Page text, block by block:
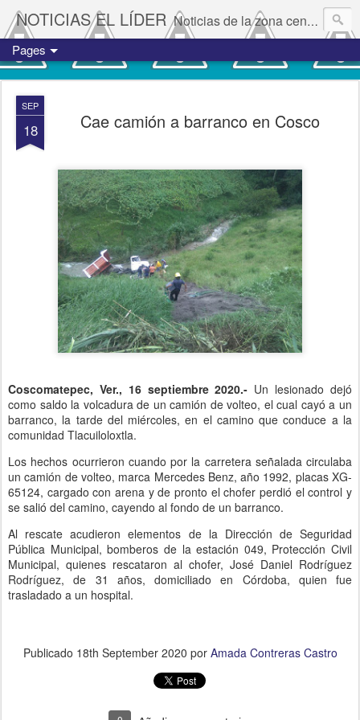
NOTICIAS EL LÍDER Noticias de la zona centro del estado de Veracruz.
Pages
SEP
18 Cae camión a barranco en Cosco
Coscomatepec, Ver., 16 septiembre 2020.- Un lesionado dejó
como saldo la volcadura de un camión de volteo, el cual cayó a un
barranco, la tarde del miércoles, en el camino que conduce a la
comunidad Tlacuiloloxtla.
Los hechos ocurrieron cuando por la carretera señalada circulaba
un camión de volteo, marca Mercedes Benz, año 1992, placas XG-
65124, cargado con arena y de pronto el chofer perdió el control y
se salió del camino, cayendo al fondo de un barranco.
Al rescate acudieron elementos de la Dirección de Seguridad
Pública Municipal, bomberos de la estación 049, Protección Civil
Municipal, quienes rescataron al chofer, José Daniel Rodríguez
Rodríguez, de 31 años, domiciliado en Córdoba, quien fue
trasladado a un hospital.
Publicado 18th September 2020 por Amada Contreras Castro